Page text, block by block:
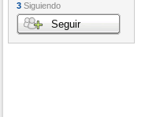
3 Siguiendo
Seguir